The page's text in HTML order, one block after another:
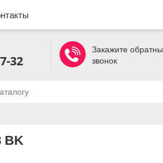
32
Закажите
звонок
BK